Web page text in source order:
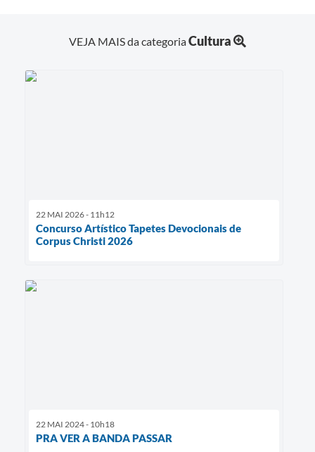
VEJA MAIS da categoriaCultura
22 MAI 2026 - 11h12
Concurso Artístico Tapetes Devocionais de
Corpus Christi 2026
22 MAI 2024 - 10h18
PRA VER A BANDA PASSAR